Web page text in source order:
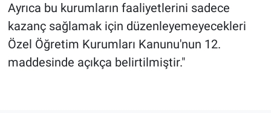
Ayrıca bu kurumların faaliyetlerini sadece
kazanç sağlamak için düzenleyemeyecekleri
Özel Öğretim Kurumları Kanunu'nun 12.
maddesinde açıkça belirtilmiştir."